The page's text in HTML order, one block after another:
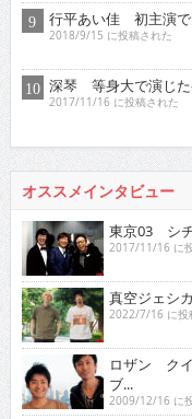
行平あい佳 初主演
2018/9/15 に投稿された
深琴 等身大で演じた
2017/11/16 に投稿された
オススメインタビュー
東京03 シ
2017/11/16 に
真空ジェシ
2022/7/16 に投
ロザン ク
ブ...
2009/12/16 に